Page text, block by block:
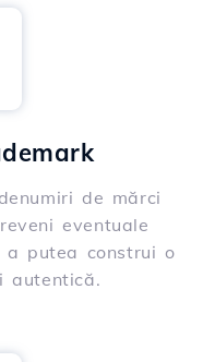
de mărci
eventuale
a putea construi o
autentică.